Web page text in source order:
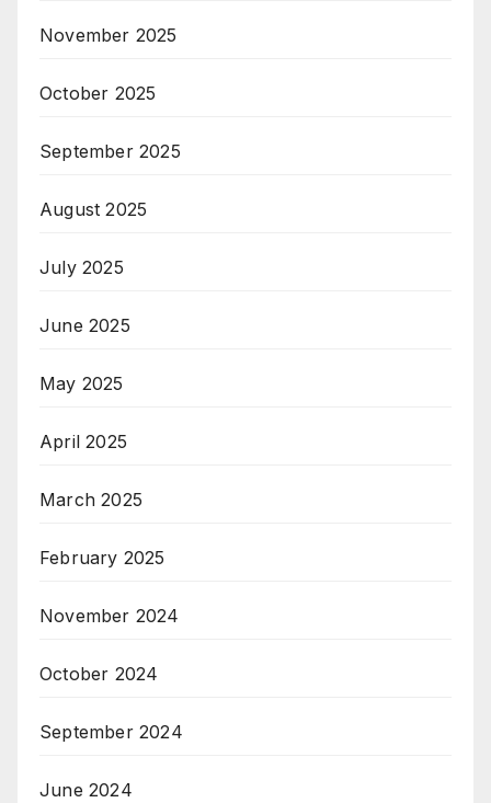
November 2025
October 2025
September 2025
August 2025
July 2025
June 2025
May 2025
April 2025
March 2025
February 2025
November 2024
October 2024
September 2024
June 2024